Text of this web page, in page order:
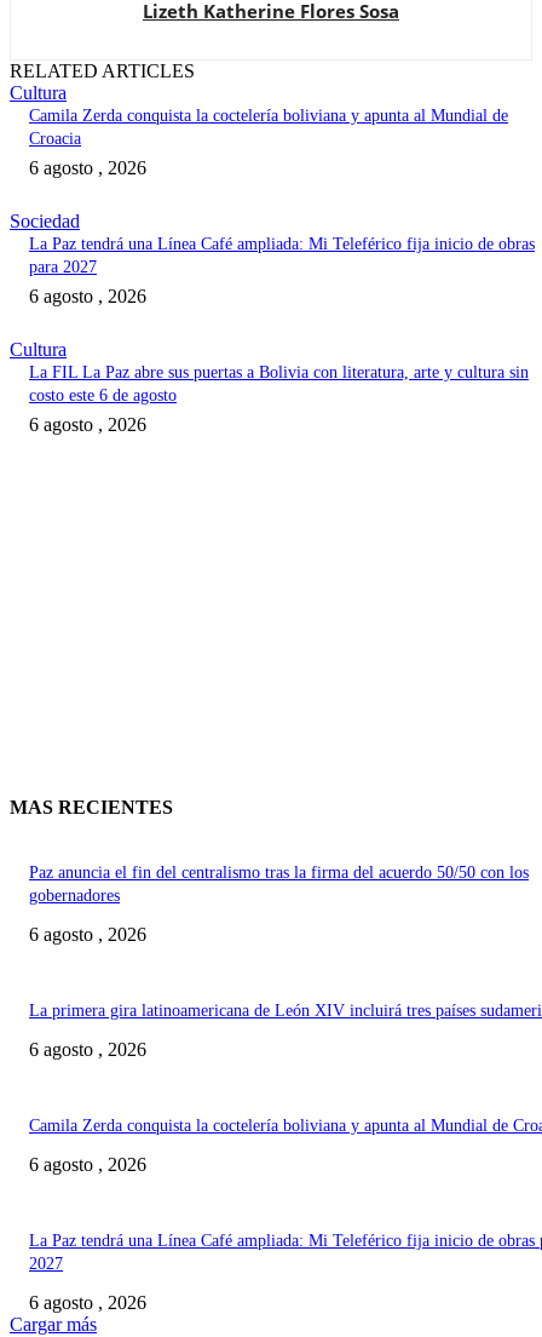
Lizeth Katherine Flores Sosa
RELATED ARTICLES
Cultura
Camila Zerda conquista la coctelería boliviana y apunta al Mundial de
Croacia
6 agosto , 2026
Sociedad
La Paz tendrá una Línea Café ampliada: Mi Teleférico fija inicio de obras
para 2027
6 agosto , 2026
Cultura
La FIL La Paz abre sus puertas a Bolivia con literatura, arte y cultura sin
costo este 6 de agosto
6 agosto , 2026
MAS RECIENTES
Paz anuncia el fin del centralismo tras la firma del acuerdo 50/50 con los
gobernadores
6 agosto , 2026
La primera gira latinoamericana de León XIV incluirá tres países
6 agosto , 2026
Camila Zerda conquista la coctelería boliviana y apunta al Mundial de
6 agosto , 2026
La Paz tendrá una Línea Café ampliada: Mi Teleférico fija inicio de obras
2027
6 agosto , 2026
Cargar más